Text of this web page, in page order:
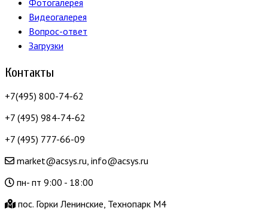
Видеогалерея
Вопрос-ответ
Загрузки
Контакты
+7(495) 800-74-62
+7 (495) 984-74-62
+7 (495) 777-66-09
market@acsys.ru, info@acsys.ru
пн- пт 9:00 - 18:00
пос. Горки Ленинские, Технопарк М4